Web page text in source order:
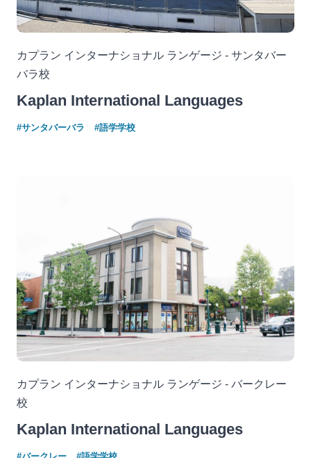
カプラン インターナショナル ランゲージ - サンタバー
バラ校
Kaplan International Languages
#サンタバーバラ #語学学校
カプラン インターナショナル ランゲージ - バークレー
校
Kaplan International Languages